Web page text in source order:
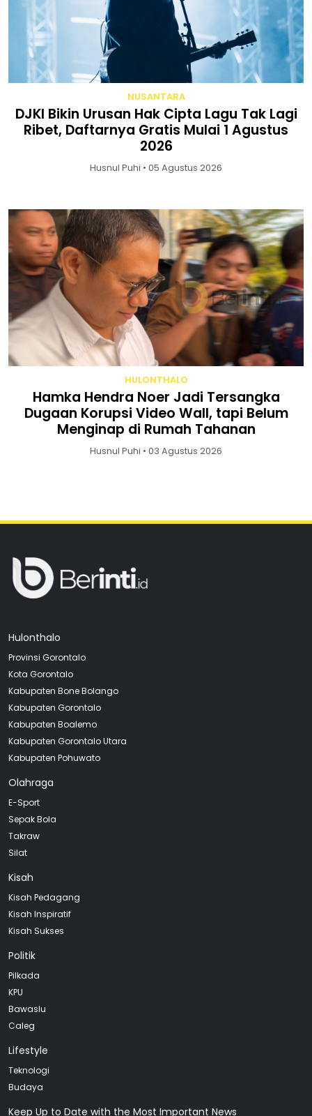
NUSANTARA
DJKI Bikin Urusan Hak Cipta Lagu Tak Lagi
Ribet, Daftarnya Gratis Mulai 1 Agustus
2026
Husnul Puhi • 05 Agustus 2026
HULONTHALO
Hamka Hendra Noer Jadi Tersangka
Dugaan Korupsi Video Wall, tapi Belum
Menginap di Rumah Tahanan
Husnul Puhi • 03 Agustus 2026
Hulonthalo
Provinsi Gorontalo
Kota Gorontalo
Kabupaten Bone Bolango
Kabupaten Gorontalo
Kabupaten Boalemo
Kabupaten Gorontalo Utara
Kabupaten Pohuwato
Olahraga
E-Sport
Sepak Bola
Takraw
Silat
Kisah
Kisah Pedagang
Kisah Inspiratif
Kisah Sukses
Politik
Pilkada
KPU
Bawaslu
Caleg
Lifestyle
Teknologi
Budaya
Keep Up to Date with the Most Important News